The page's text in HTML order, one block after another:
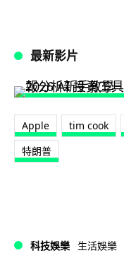
最新影片
Apple tim cook
特朗普
科技娛樂 生活娛樂